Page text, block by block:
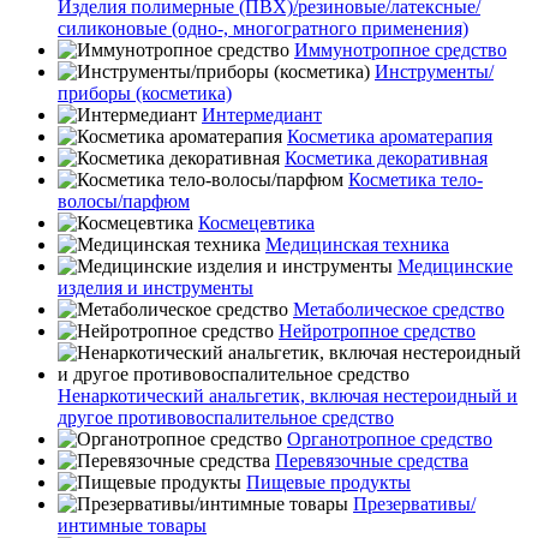
Изделия полимерные (ПВХ)/резиновые/латексные/
силиконовые (одно-, многогратного применения)
Иммунотропное средство
Инструменты/
приборы (косметика)
Интермедиант
Косметика ароматерапия
Косметика декоративная
Косметика тело-
волосы/парфюм
Космецевтика
Медицинская техника
Медицинские
изделия и инструменты
Метаболическое средство
Нейротропное средство
Ненаркотический анальгетик, включая нестероидный и
другое противовоспалительное средство
Органотропное средство
Перевязочные средства
Пищевые продукты
Презервативы/
интимные товары